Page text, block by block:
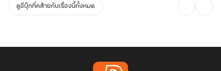
ดูอีบุ๊กที่คล้ายกับเรื่องนี้ทั้งหมด